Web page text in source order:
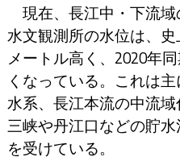
現在、長江中・下流
水文観測所の水位は、
メートル高く、2020年
くなっている。これは
水系、長江本流の中流域
三峡や丹江口などの貯
を受けている。